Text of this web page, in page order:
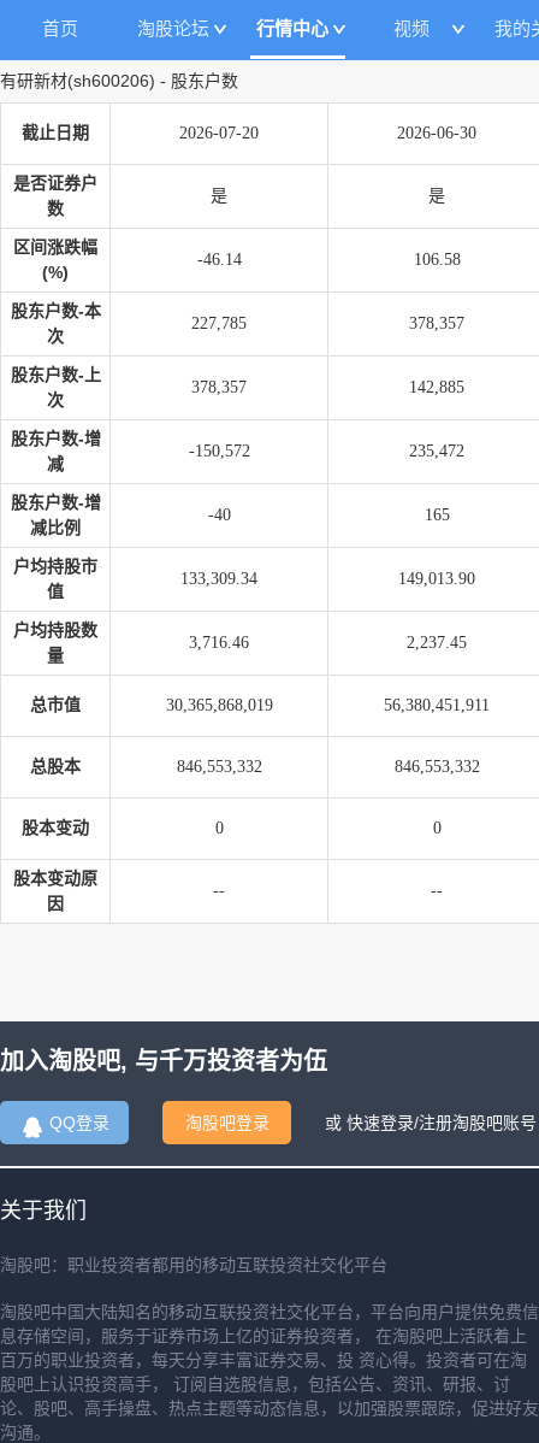
首页 淘股论坛 行情中心 视频 我的
有研新材(sh600206) - 股东户数
截止日期 2026-07-20 2026-06-30
是否证券户
数
是 是
区间涨跌幅
(%)
-46.14 106.58
股东户数-本
次
227,785 378,357
股东户数-上
次
378,357 142,885
股东户数-增
减
-150,572 235,472
股东户数-增
减比例
-40 165
户均持股市
值
133,309.34 149,013.90
户均持股数
量
3,716.46 2,237.45
总市值 30,365,868,019 56,380,451,911
总股本 846,553,332 846,553,332
股本变动 0 0
股本变动原
因
-- --
加入淘股吧, 与千万投资者为伍
QQ登录 淘股吧登录 或 快速登录/注册淘股吧账号
关于我们
淘股吧：职业投资者都用的移动互联投资社交化平台
淘股吧中国大陆知名的移动互联投资社交化平台，平台向用户提供免费信
息存储空间，服务于证券市场上亿的证券投资者， 在淘股吧上活跃着上
百万的职业投资者，每天分享丰富证券交易、投 资心得。投资者可在淘
股吧上认识投资高手， 订阅自选股信息，包括公告、资讯、研报、讨
论、股吧、高手操盘、热点主题等动态信息，以加强股票跟踪，促进好友
沟通。